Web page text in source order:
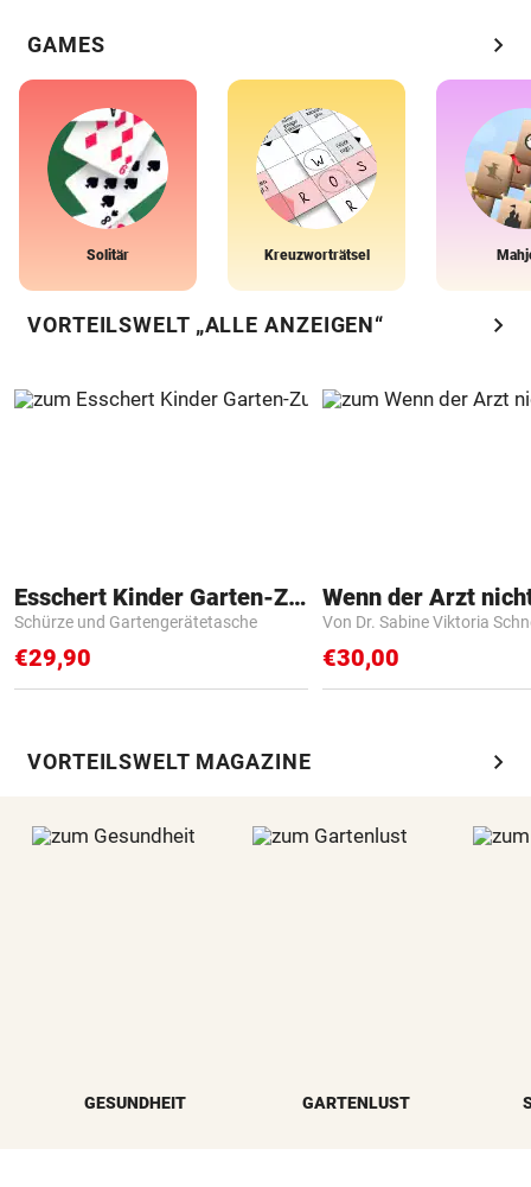
GAMES chevron_right
Solitär Kreuzworträtsel
VORTEILSWELT „ALLE ANZEIGEN“ chevron_right
Esschert Kinder Garten-Zubehör
Schürze und Gartengerätetasche
€29,90
Von Dr. Sabine Viktoria
€30,00
VORTEILSWELT MAGAZINE chevron_right
GESUNDHEIT GARTENLUST